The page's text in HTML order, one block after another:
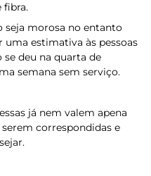
fibra.
seja morosa no entanto
uma estimativa às pessoas
deu na quarta de
semana sem serviço.
já nem valem apena
correspondidas e